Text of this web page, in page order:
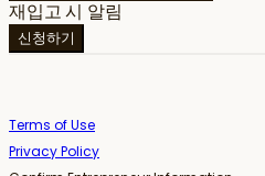
재입고 시 알림
신청하기
Terms of Use
Privacy Policy